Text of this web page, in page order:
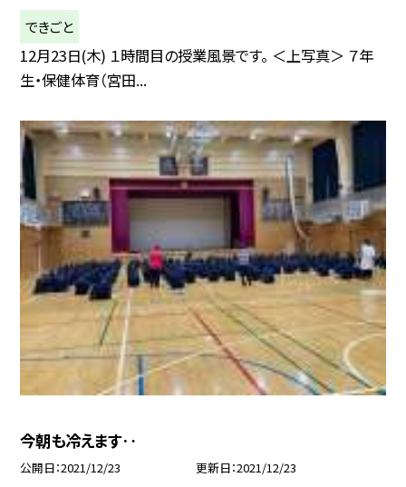
できごと
12月23日(木) １時間目の授業風景です。 ＜上写真＞ ７年
生・保健体育（宮田...
今朝も冷えます‥
公開日 2021/12/23 更新日 2021/12/23